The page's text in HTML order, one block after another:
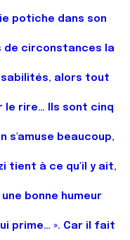
potiche dans son
de circonstances la
alors tout
le rire… Ils sont cinq
s'amuse beaucoup,
tient à ce qu'il y ait,
bonne humeur
prime… ». Car il fait